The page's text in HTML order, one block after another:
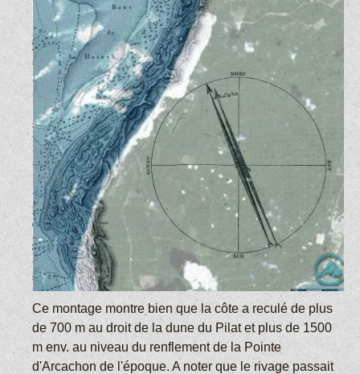
Ce montage montre bien que la côte a reculé de plus
de 700 m au droit de la dune du Pilat et plus de 1500
m env. au niveau du renflement de la Pointe
d'Arcachon de l'époque. A noter que le rivage passait